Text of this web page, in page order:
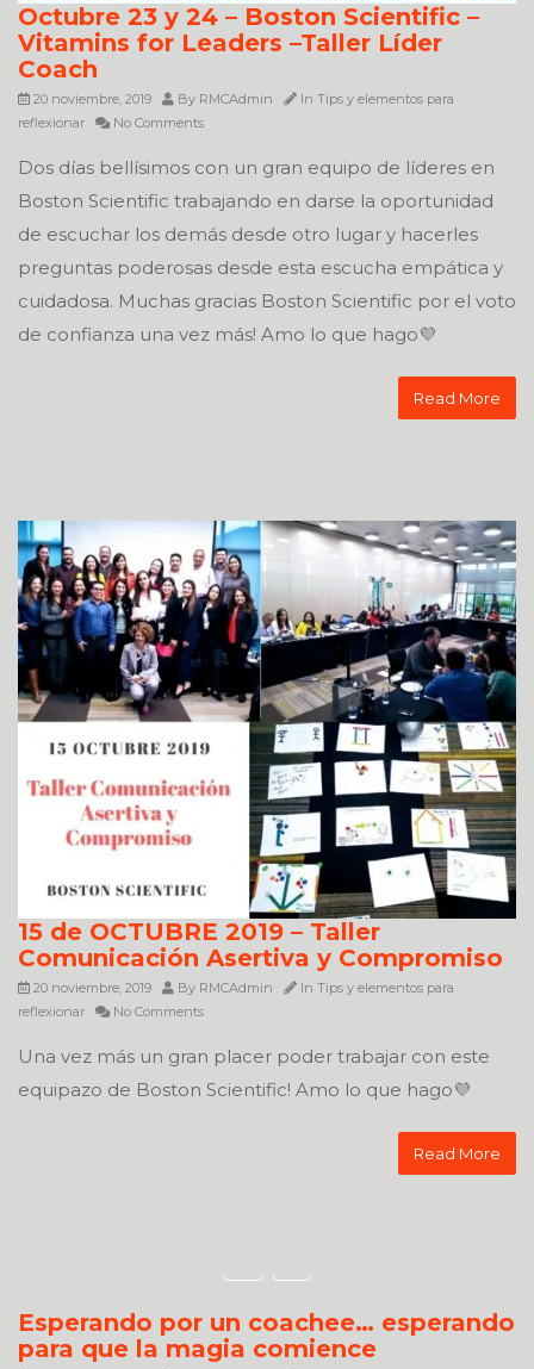
Octubre 23 y 24 – Boston Scientific –
Vitamins for Leaders –Taller Líder
Coach
20 noviembre, 2019 By RMCAdmin In Tips y elementos para
reflexionar
No Comments
Dos días bellísimos con un gran equipo de líderes en
Boston Scientific trabajando en darse la oportunidad
de escuchar los demás desde otro lugar y hacerles
preguntas poderosas desde esta escucha empática y
cuidadosa. Muchas gracias Boston Scientific por el voto
de confianza una vez más! Amo lo que hago💜
Read More
15 de OCTUBRE 2019 – Taller
Comunicación Asertiva y Compromiso
20 noviembre, 2019 By RMCAdmin In Tips y elementos para
reflexionar
No Comments
Una vez más un gran placer poder trabajar con este
equipazo de Boston Scientific! Amo lo que hago💜
Read More
Esperando por un coachee… esperando
para que la magia comience